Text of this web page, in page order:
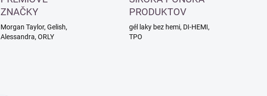
ZNAČKY
Morgan Taylor, Gelish,
Alessandra, ORLY
PRODUKTOV
gél laky bez hemi, DI-HEMI,
TPO